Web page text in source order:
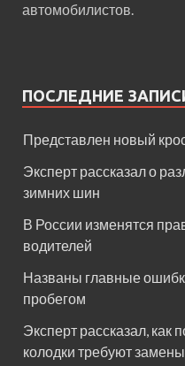
автомобилистов.
ПОСЛЕДНИЕ
Представлен новый
Эксперт рассказал о
зимних шин
В России изменятся
водителей
Названы главные
пробегом
Эксперт рассказал, как
колодки требуют замены